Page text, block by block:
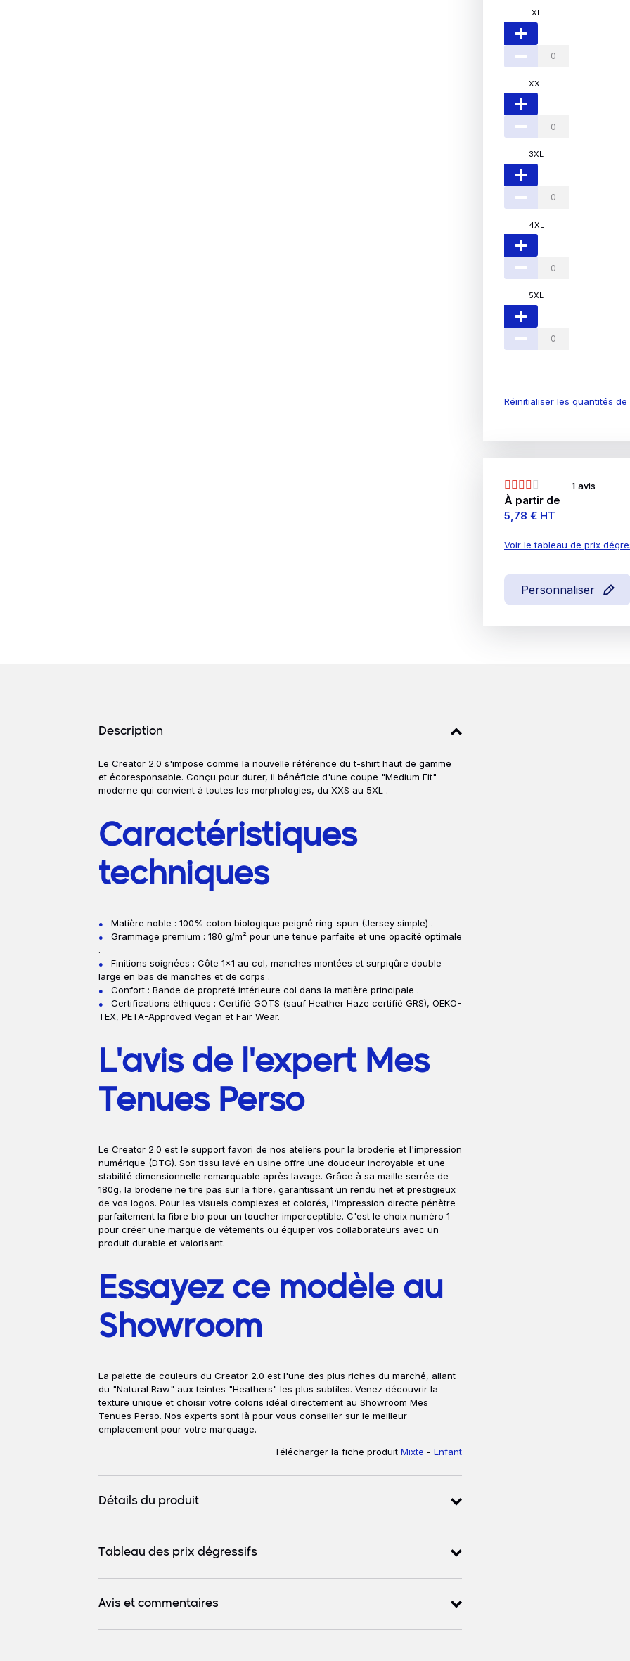
XL
XXL
3XL
4XL
5XL
Réinitialiser les quantités
1 avis
À partir de
Prix
5,78 € HT
Voir le tableau de prix
Personnaliser
Détails produits
Description
Description
Le Creator 2.0 s'impose comme la nouvelle référence du t-shirt haut de gamme
et écoresponsable. Conçu pour durer, il bénéficie d'une coupe "Medium Fit"
moderne qui convient à toutes les morphologies, du XXS au 5XL .
Caractéristiques
techniques
Matière noble : 100% coton biologique peigné ring-spun (Jersey simple) .
Grammage premium : 180 g/m² pour une tenue parfaite et une opacité optimale
.
Finitions soignées : Côte 1x1 au col, manches montées et surpiqûre double
large en bas de manches et de corps .
Confort : Bande de propreté intérieure col dans la matière principale .
Certifications éthiques : Certifié GOTS (sauf Heather Haze certifié GRS), OEKO-
TEX, PETA-Approved Vegan et Fair Wear.
L'avis de l'expert Mes
Tenues Perso
Le Creator 2.0 est le support favori de nos ateliers pour la broderie et l'impression
numérique (DTG). Son tissu lavé en usine offre une douceur incroyable et une
stabilité dimensionnelle remarquable après lavage. Grâce à sa maille serrée de
180g, la broderie ne tire pas sur la fibre, garantissant un rendu net et prestigieux
de vos logos. Pour les visuels complexes et colorés, l'impression directe pénètre
parfaitement la fibre bio pour un toucher imperceptible. C'est le choix numéro 1
pour créer une marque de vêtements ou équiper vos collaborateurs avec un
produit durable et valorisant.
Essayez ce modèle au
Showroom
La palette de couleurs du Creator 2.0 est l'une des plus riches du marché, allant
du "Natural Raw" aux teintes "Heathers" les plus subtiles. Venez découvrir la
texture unique et choisir votre coloris idéal directement au Showroom Mes
Tenues Perso. Nos experts sont là pour vous conseiller sur le meilleur
emplacement pour votre marquage.
Télécharger la fiche produit Mixte - Enfant
Détails du produit
Tableau des prix dégressifs
Avis et commentaires